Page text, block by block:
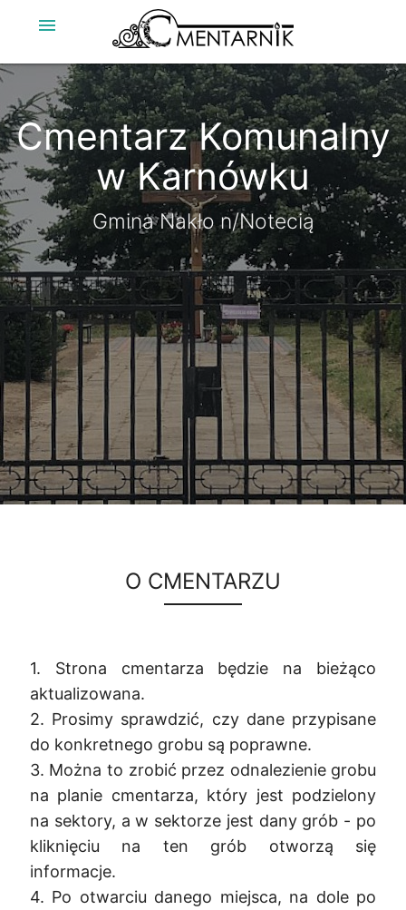
menu
Cmentarz Komunalny
w Karnówku
Gmina Nakło n/Notecią
O CMENTARZU
1. Strona cmentarza będzie na bieżąco
aktualizowana.
2. Prosimy sprawdzić, czy dane przypisane
do konkretnego grobu są poprawne.
3. Można to zrobić przez odnalezienie grobu
na planie cmentarza, który jest podzielony
na sektory, a w sektorze jest dany grób - po
kliknięciu na ten grób otworzą się
informacje.
4. Po otwarciu danego miejsca, na dole po